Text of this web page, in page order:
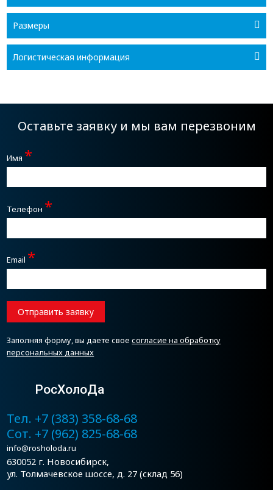
Размеры
Логистическая информация
Оставьте заявку и мы вам перезвоним
Имя *
Телефон *
Email *
Отправить заявку
Заполняя форму, вы даете своесогласие на обработку
персональных данных
РосХолоДа
Тел. +7 (383) 358-68-68
Сот. +7 (962) 825-68-68
info@rosholoda.ru
630052 г. Новосибирск,
ул. Толмачевское шоссе, д. 27 (склад 56)